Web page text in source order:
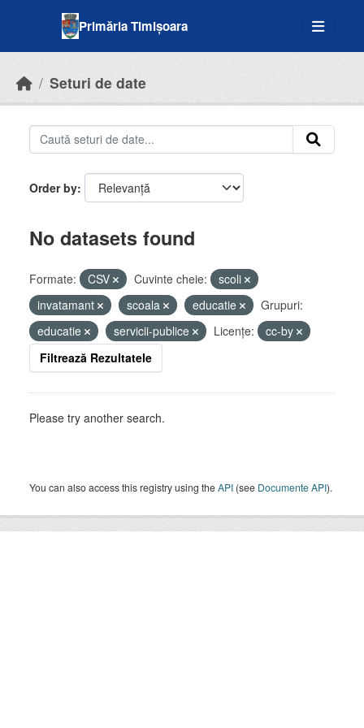
Primăria Timișoara
Seturi de date
Order by
No datasets found
Formate: CSV Cuvinte cheie:
scoli
invatamant
scoala educatie
Grupuri:
educatie
servicii-publice Licenţe:
cc-by
Filtrează Rezultatele
Please try another search.
You can also access this registry using theAPI (see Documente API).